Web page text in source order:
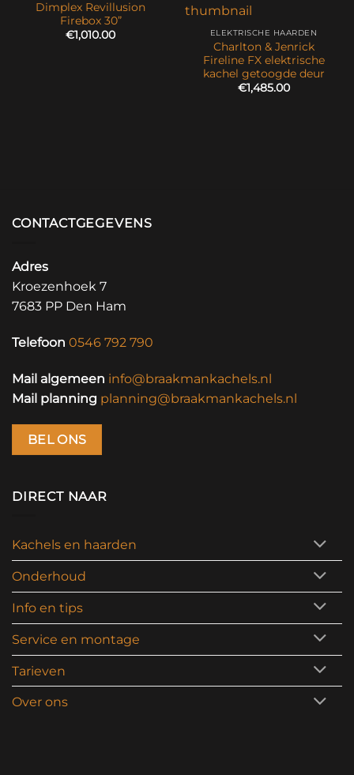
Dimplex Revillusion
Firebox 30”
€1,010.00 ELEKTRISCHE HAARDEN
Charlton & Jenrick
Fireline FX elektrische
kachel getoogde deur
€1,485.00
CONTACTGEGEVENS
Adres
Kroezenhoek 7
7683 PP Den Ham
Telefoon 0546 792 790
Mail algemeen info@braakmankachels.nl
Mail planning planning@braakmankachels.nl
BEL ONS
DIRECT NAAR
Kachels en haarden
Onderhoud
Info en tips
Service en montage
Tarieven
Over ons